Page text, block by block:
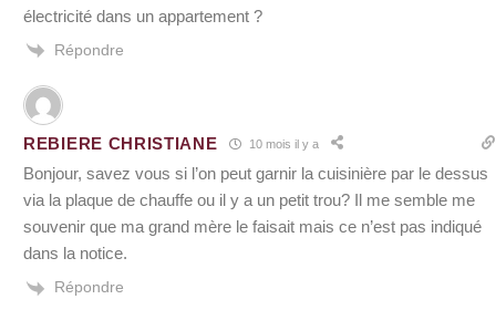
électricité dans un appartement ?
Répondre
REBIERE CHRISTIANE 10 mois il y a
Bonjour, savez vous si l’on peut garnir la cuisinière par le dessus
via la plaque de chauffe ou il y a un petit trou? Il me semble me
souvenir que ma grand mère le faisait mais ce n’est pas indiqué
dans la notice.
Répondre